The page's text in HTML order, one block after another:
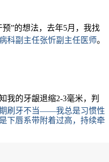
”的想法，去年5月，我找
科副主任张忻副主任医师。
我的牙龈退缩2-3毫米，判
刷牙不当——我总是习惯性
下唇系带附着过高，持续牵